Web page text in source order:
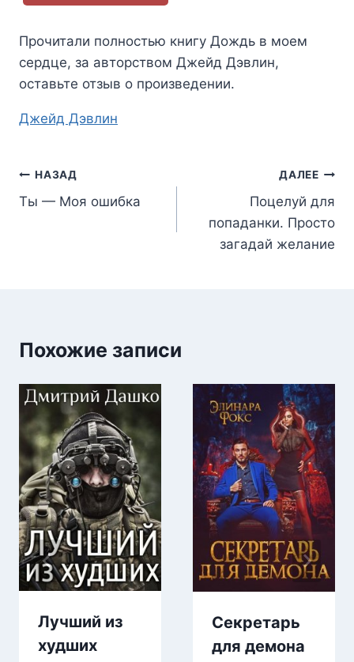
Прочитали полностью книгу Дождь в моем
сердце, за авторством Джейд Дэвлин,
оставьте отзыв о произведении.
Метки
Джейд Дэвлин
Навигация
по
НАЗАД
Ты — Моя ошибка
ДАЛЕЕ
Поцелуй для
попаданки. Просто
загадай желание
Похожие записи
Лучший из
худших
Секретарь
для демона